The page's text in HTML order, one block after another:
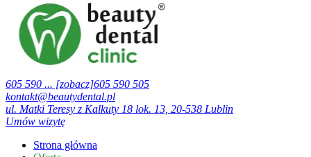
605 590 ... [zobacz]605 590 505
kontakt@beautydental.pl
ul. Matki Teresy z Kalkuty 18 lok. 13, 20-538 Lublin
Umów wizytę
Strona główna